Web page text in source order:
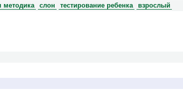
методика слон тестирование ребенка взрослый